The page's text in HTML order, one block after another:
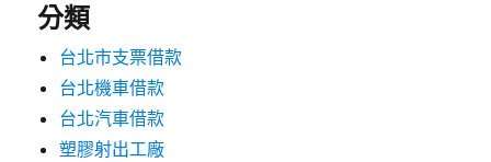
分類
台北市支票借款
台北機車借款
台北汽車借款
塑膠射出工廠